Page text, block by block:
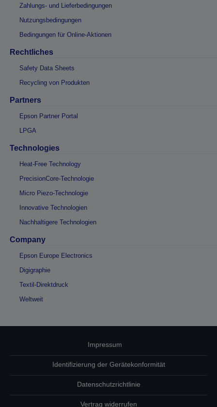
Zahlungs- und Lieferbedingungen
Nutzungsbedingungen
Bedingungen für Online-Aktionen
Rechtliches
Safety Data Sheets
Recycling von Produkten
Partners
Epson Partner Portal
LPGA
Technologies
Heat-Free Technology
PrecisionCore-Technologie
Micro Piezo-Technologie
Innovative Technologien
Nachhaltigere Technologien
Company
Epson Europe Electronics
Digigraphie
Textil-Direktdruck
Weltweit
Impressum
Identifizierung der Gerätekonformität
Datenschutzrichtlinie
Vertrag widerrufen